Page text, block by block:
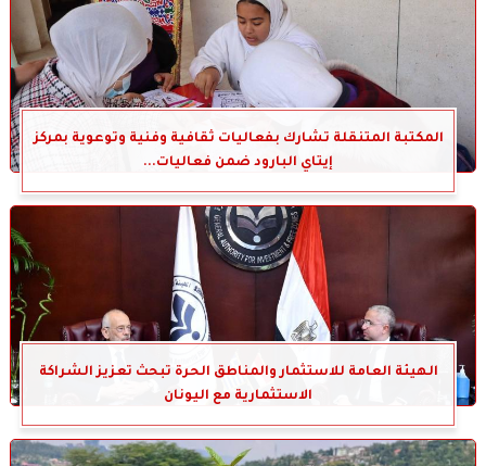
المكتبة المتنقلة تشارك بفعاليات ثقافية وفنية وتوعوية بمركز
إيتاي البارود ضمن فعاليات...
الهيئة العامة للاستثمار والمناطق الحرة تبحث تعزيز الشراكة
الاستثمارية مع اليونان